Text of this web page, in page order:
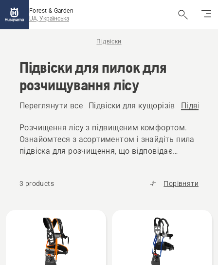
Forest & Garden
UA, Українська
Підвіски
Підвіски для пилок для
розчищування лісу
Переглянути все Підвіски для кущорізів
Розчищення лісу з підвищеним комфортом.
Ознайомтеся з асортиментом і знайдіть пила
підвіска для розчищення, що відповідає
3 products Порівняти